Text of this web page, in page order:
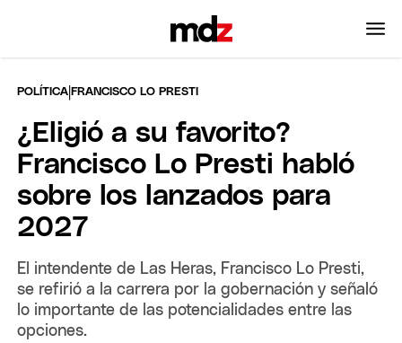
POLÍTICA |FRANCISCO LO PRESTI
¿Eligió a su favorito?
Francisco Lo Presti habló
sobre los lanzados para
2027
El intendente de Las Heras, Francisco Lo Presti,
se refirió a la carrera por la gobernación y señaló
lo importante de las potencialidades entre las
opciones.